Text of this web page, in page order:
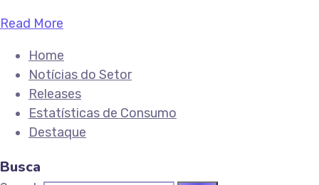
Read More
Home
Notícias do Setor
Releases
Estatísticas de Consumo
Destaque
Busca